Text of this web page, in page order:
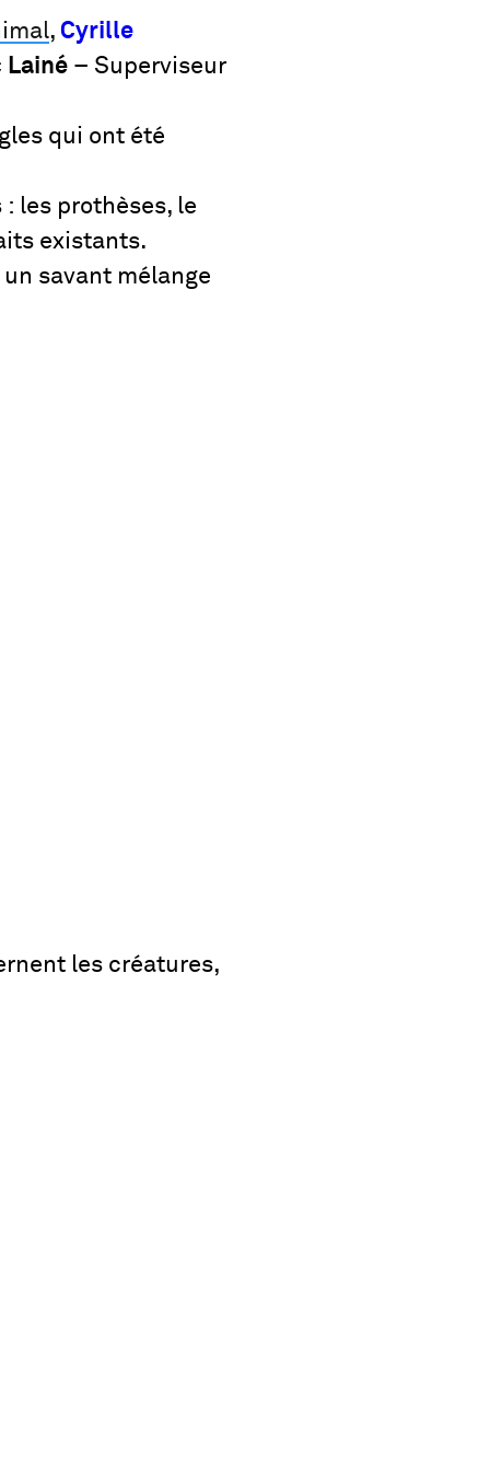
, Cyrille
Lainé – Superviseur
qui ont été
les prothèses, le
existants.
savant mélange
les créatures,